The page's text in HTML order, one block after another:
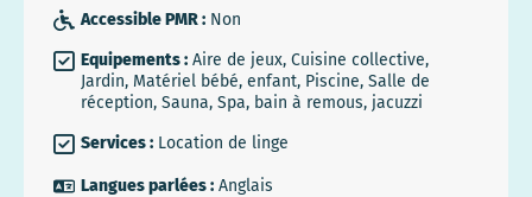
Accessible PMR : Non
Equipements : Aire de jeux, Cuisine collective,
Jardin, Matériel bébé, enfant, Piscine, Salle de
réception, Sauna, Spa, bain à remous, jacuzzi
Services : Location de linge
Langues parlées : Anglais